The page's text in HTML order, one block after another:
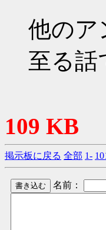
他のア
至る話
109 KB
掲示板に戻る 全部 1-
名前：